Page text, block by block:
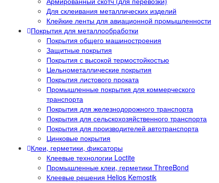
Для склеивания металлических изделий
Клейкие ленты для авиационной промышленности
Покрытия для металлообработки
Покрытия общего машиностроения
Защитные покрытия
Покрытия с высокой термостойкостью
Цельнометаллические покрытия
Покрытия листового проката
Промышленные покрытия для коммерческого
транспорта
Покрытия для железнодорожного транспорта
Покрытия для сельскохозяйственного транспорта
Покрытия для производителей автотранспорта
Цинковые покрытия
Клеи, герметики, фиксаторы
Клеевые технологии Loctite
Промышленные клеи, герметики ThreeBond
Клеевые решения Helios Kemostik